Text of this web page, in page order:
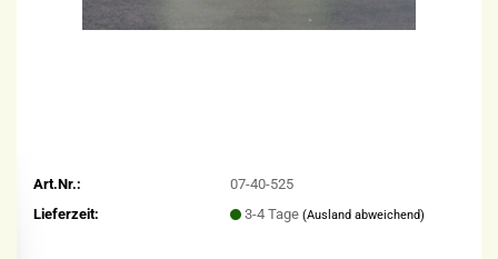
Art.Nr.:
07-40-525
Lieferzeit:
3-4 Tage (Ausland abweichend)